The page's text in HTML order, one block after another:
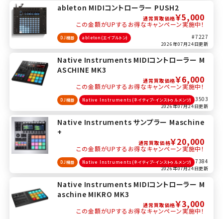
ableton MIDIコントローラー PUSH2
#7227
通常買取価格￥5,000
この金額がUPするお得なキャンペーン実施中！
DJ機器 ableton(エイブルトン)
2026年07月24日更新
Native Instruments MIDIコントローラー M
ASCHINE MK3
#3503
通常買取価格￥6,000
この金額がUPするお得なキャンペーン実施中！
DJ機器 Native Instruments(ネイティブ・インストゥルメンツ)
2026年07月24日更新
Native Instruments サンプラー Maschine
+
#7384
通常買取価格￥20,000
この金額がUPするお得なキャンペーン実施中！
DJ機器 Native Instruments(ネイティブ・インストゥルメンツ)
2026年07月24日更新
Native Instruments MIDIコントローラー M
aschine MIKRO MK3
通常買取価格￥3,000
この金額がUPするお得なキャンペーン実施中！